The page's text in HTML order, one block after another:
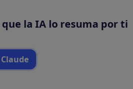
la IA lo resuma por ti
Claude